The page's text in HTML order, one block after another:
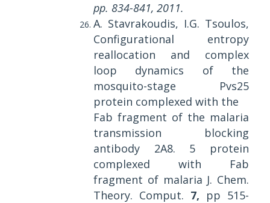
pp. 834-841, 2011.
A. Stavrakoudis, I.G. Tsoulos,
Configurational entropy
reallocation and complex
loop dynamics of the
mosquito-stage Pvs25
protein complexed with the
Fab fragment of the malaria
transmission blocking
antibody 2A8. 5 protein
complexed with Fab
fragment of malaria J. Chem.
Theory. Comput. 7, pp 515-